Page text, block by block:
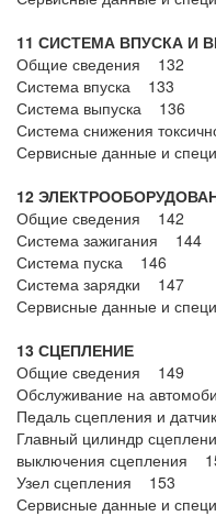
11 СИСТЕМА ВПУСКА И
Общие сведения 132
Система впуска 133
Система выпуска 136
Система снижения
Сервисные данные и
12
Общие сведения 142
Система зажигания 144
Система пуска 146
Система зарядки 147
Сервисные данные и
13 СЦЕПЛЕНИЕ
Общие сведения 149
Обслуживание на
Педаль сцепления и
Главный цилиндр
выключения сцепления
Узел сцепления 153
Сервисные данные и